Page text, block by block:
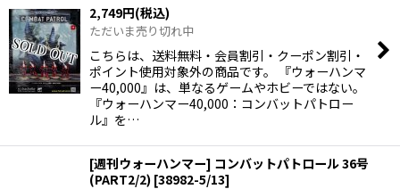
2,749円(税込)
ただいま売り切れ中
こちらは、送料無料・会員割引・クーポン割引・
ポイント使用対象外の商品です。 『ウォーハンマ
ー40,000』は、単なるゲームやホビーではない。
『ウォーハンマー40,000：コンバットパトロー
ル』を…
[週刊ウォーハンマー] コンバットパトロール 36号
(PART2/2) [38982-5/13]